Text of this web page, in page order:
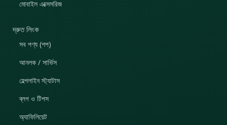
মোবাইল এক্সেসরিজ
দ্রুত লিংক
সব পণ্য (শপ)
আনলক / সার্ভিস
হেল্পলাইন স্ট্যাটাস
ব্লগ ও টিপস
অ্যাফিলিয়েট